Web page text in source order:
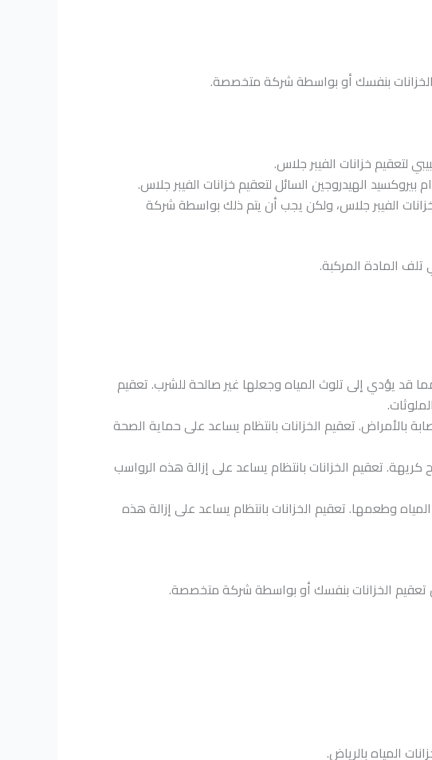
الخزانات بنفسك أو بواسطة شركة متخصصة.
لتعقيم خزانات الفيبر جلاس.
الهيدروجين السائل لتعقيم خزانات الفيبر جلاس.
الفيبر جلاس، ولكن يجب أن يتم ذلك بواسطة شركة
المادة المركبة.
قد يؤدي إلى تلوث المياه وجعلها غير صالحة للشرب. تعقيم
بالأمراض. تعقيم الخزانات بانتظام يساعد على حماية الصحة
تعقيم الخزانات بانتظام يساعد على إزالة هذه الرواسب
وطعمها. تعقيم الخزانات بانتظام يساعد على إزالة هذه
تعقيم الخزانات بنفسك أو بواسطة شركة متخصصة.
المياه بالرياض.